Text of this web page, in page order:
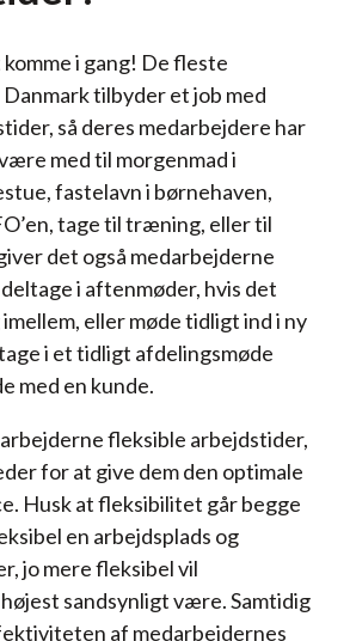
komme i gang! De fleste
tilbyder et job med
så deres medarbejdere har
med til morgenmad i
fastelavn i børnehaven,
tage til træning, eller til
det også medarbejderne
i aftenmøder, hvis det
eller møde tidligt ind i ny
i et tidligt afdelingsmøde
med en kunde.
fleksible arbejdstider,
for at give dem den optimale
Husk at fleksibilitet går begge
en arbejdsplads og
jo mere fleksibel vil
sandsynligt være. Samtidig
af medarbejdernes